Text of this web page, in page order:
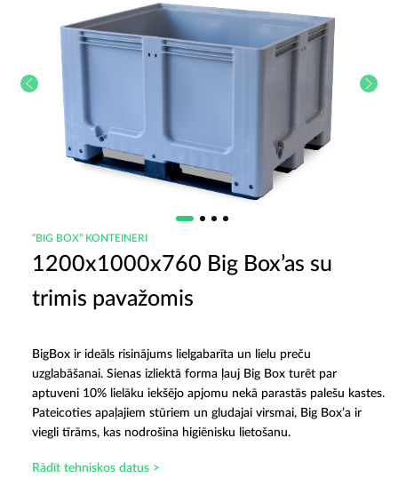
“BIG BOX” KONTEINERI
1200x1000x760 Big Box’as su
trimis pavažomis
BigBox ir ideāls risinājums lielgabarīta un lielu preču
uzglabāšanai. Sienas izliektā forma ļauj Big Box turēt par
aptuveni 10% lielāku iekšējo apjomu nekā parastās palešu kastes.
Pateicoties apaļajiem stūriem un gludajai virsmai, Big Box’a ir
viegli tīrāms, kas nodrošina higiēnisku lietošanu.
Rādīt tehniskos datus >